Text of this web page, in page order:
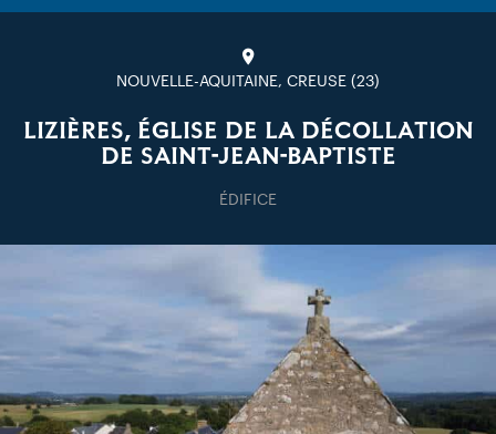
NOUVELLE-AQUITAINE, CREUSE (23)
LIZIÈRES, ÉGLISE DE LA DÉCOLLATION
DE SAINT-JEAN-BAPTISTE
ÉDIFICE